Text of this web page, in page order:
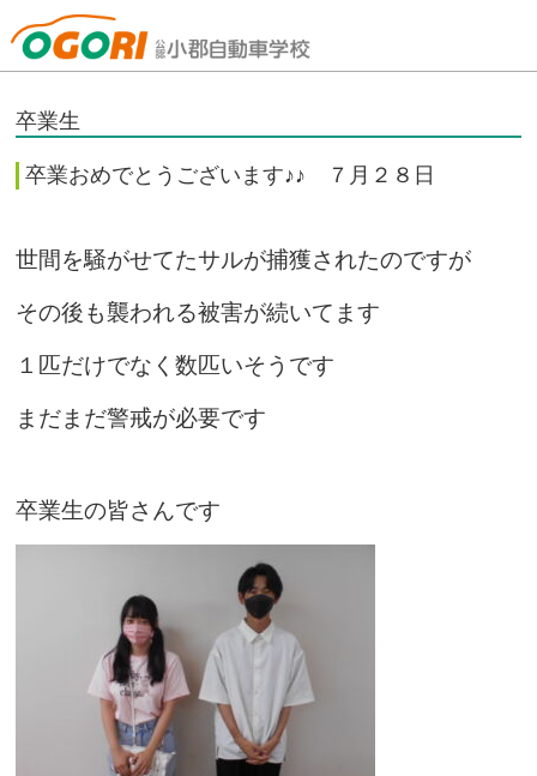
山口県小郡自動車学校
卒業生
卒業おめでとうございます♪♪ ７月２８日
世間を騒がせてたサルが捕獲されたのですが
その後も襲われる被害が続いてます
１匹だけでなく数匹いそうです
まだまだ警戒が必要です
卒業生の皆さんです